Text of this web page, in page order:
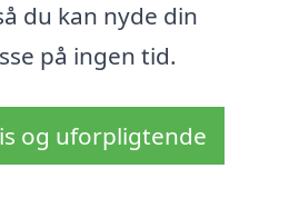
du kan nyde din
på ingen tid.
og uforpligtende